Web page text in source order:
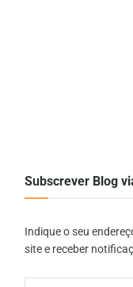
Subscrever Blog
Indique o seu
site e receber